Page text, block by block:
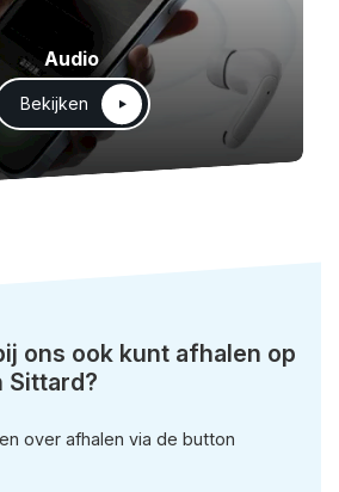
Audio
Bekijken
ons ook kunt afhalen op
Sittard?
over afhalen via de button